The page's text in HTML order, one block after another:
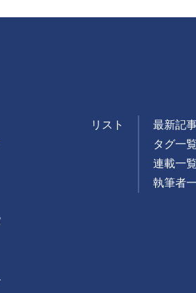
リスト
最新記
タグ一覧
連載一覧
執筆者